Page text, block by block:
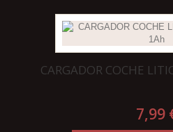
CARGADOR COCHE
7,99